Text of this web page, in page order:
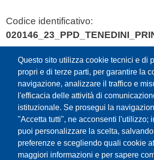
Codice identificativo:
Nome:Study of low-frequency
identified in hereditary cancer
RU Responsabile:TENEDINI
CUP:E53D23012150001
Finanziatori:Ministero
Ricerca
Questo sito utilizza cookie tecnici e di
propri e di terze parti, per garantire la
navigazione, analizzare il traffico e
l'efficacia delle attività di
istituzionale. Se prosegui la
"Accetta tutti", ne acconsenti l'utilizzo;
puoi personalizzare la scelta,
preferenze e scegliendo quali cookie
maggiori informazioni e per sapere